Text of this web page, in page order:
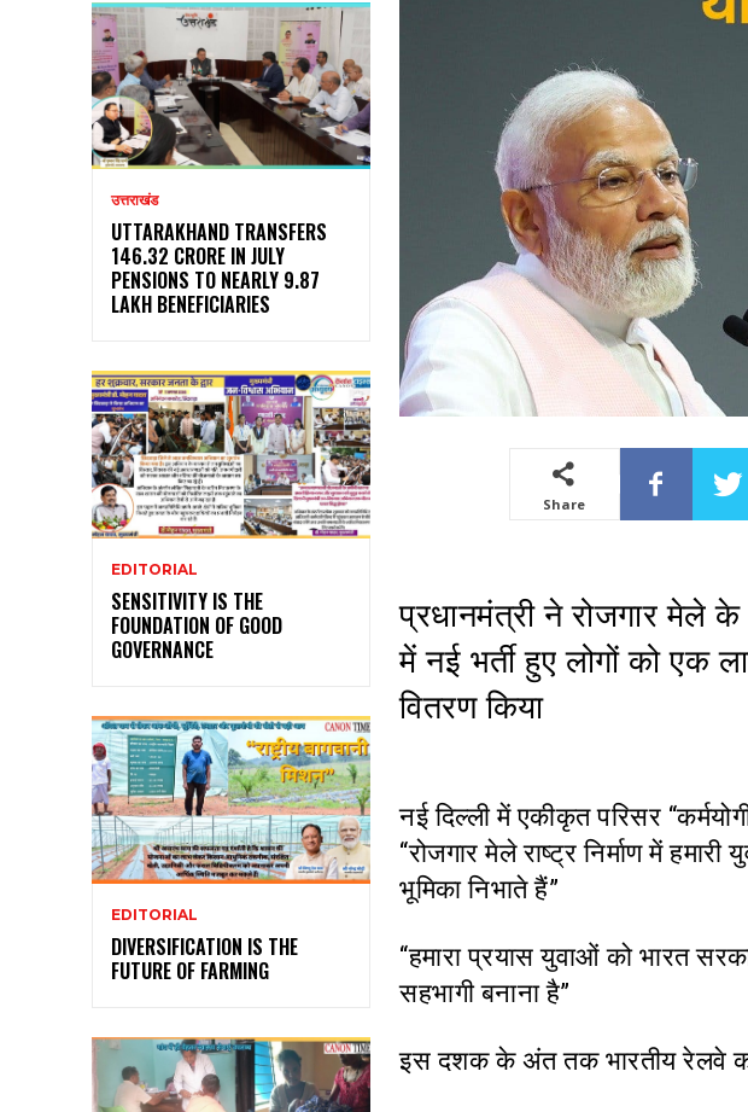
उत्तराखंड
UTTARAKHAND TRANSFERS
₹146.32 CRORE IN JULY
PENSIONS TO NEARLY 9.87
LAKH BENEFICIARIES
EDITORIAL
SENSITIVITY IS THE
FOUNDATION OF GOOD
GOVERNANCE
EDITORIAL
DIVERSIFICATION IS THE
FUTURE OF FARMING
Share
प्रधानमंत्री ने रोजगार मेले
में नई भर्ती हुए लोगों को एक
वितरण किया
नई दिल्ली में एकीकृत परिसर
“रोजगार मेले राष्ट्र निर्माण में
भूमिका निभाते हैं”
“हमारा प्रयास युवाओं को भारत
सहभागी बनाना है”
इस दशक के अंत तक भारतीय रेलवे